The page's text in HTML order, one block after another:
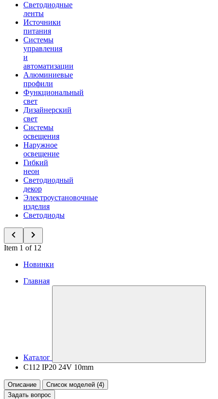
Светодиодные
ленты
Источники
питания
Системы
управления
и
автоматизации
Алюминиевые
профили
Функциональный
свет
Дизайнерский
свет
Системы
освещения
Наружное
освещение
Гибкий
неон
Светодиодный
декор
Электроустановочные
изделия
Светодиоды
Item 1 of 12
Новинки
Главная
Каталог
C112 IP20 24V 10mm
Описание
Список моделей (4)
Задать вопрос